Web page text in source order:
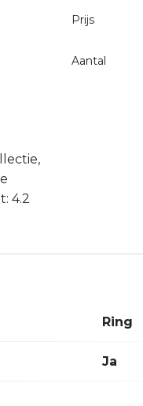
4.2
Prijs
Aantal
Ring
Ja